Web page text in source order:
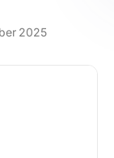
2025